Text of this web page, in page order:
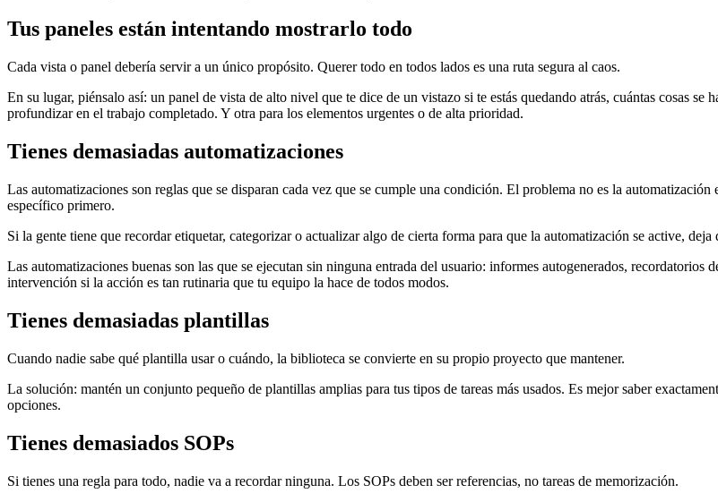
Tus paneles están intentando mostrarlo todo
Cada vista o panel debería servir a un único propósito. Querer todo en todos lados es una ruta segura al caos.
En su lugar, piénsalo así: un panel de vista de alto nivel que te dice de un vistazo si te estás quedando atrás, cuántas cosas
profundizar en el trabajo completado. Y otra para los elementos urgentes o de alta prioridad.
Tienes demasiadas automatizaciones
Las automatizaciones son reglas que se disparan cada vez que se cumple una condición. El problema no es la
específico primero.
Si la gente tiene que recordar etiquetar, categorizar o actualizar algo de cierta forma para que la automatización se active,
Las automatizaciones buenas son las que se ejecutan sin ninguna entrada del usuario: informes autogenerados,
intervención si la acción es tan rutinaria que tu equipo la hace de todos modos.
Tienes demasiadas plantillas
Cuando nadie sabe qué plantilla usar o cuándo, la biblioteca se convierte en su propio proyecto que mantener.
La solución: mantén un conjunto pequeño de plantillas amplias para tus tipos de tareas más usados. Es mejor saber
opciones.
Tienes demasiados SOPs
Si tienes una regla para todo, nadie va a recordar ninguna. Los SOPs deben ser referencias, no tareas de memorización.